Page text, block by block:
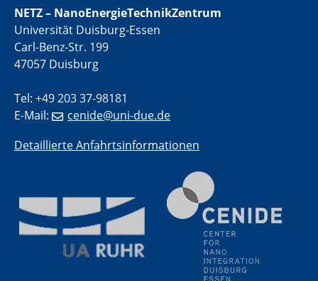
SFB 1242 Kolloquium
05.06.2024
GDCh Kolloquium
Antrittsvorlesung
10.06.2024
SFB/TRR 270 Kolloquium
Bundesanstalt für Materialforschung und -prüfung
SFB 1242 Kolloquium
"Transient core-hole screening in photoexcited ZnO
investigated by time-resolved X-ray absorption
spectroscopy"
NETZ – NanoEnergieTechnikZentrum
Universität Duisburg-Essen
Carl-Benz-Str. 199
47057 Duisburg
Tel: +49 203 37-98181
E-Mail:
cenide@uni-due.de
Detaillierte Anfahrtsinformationen